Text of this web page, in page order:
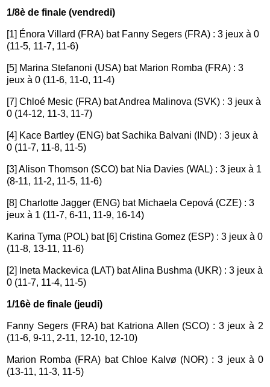
1/8è de finale (vendredi)
[1] Énora Villard (FRA) bat Fanny Segers (FRA) : 3 jeux à 0
(11-5, 11-7, 11-6)
[5] Marina Stefanoni (USA) bat Marion Romba (FRA) : 3
jeux à 0 (11-6, 11-0, 11-4)
[7] Chloé Mesic (FRA) bat Andrea Malinova (SVK) : 3 jeux à
0 (14-12, 11-3, 11-7)
[4] Kace Bartley (ENG) bat Sachika Balvani (IND) : 3 jeux à
0 (11-7, 11-8, 11-5)
[3] Alison Thomson (SCO) bat Nia Davies (WAL) : 3 jeux à 1
(8-11, 11-2, 11-5, 11-6)
[8] Charlotte Jagger (ENG) bat Michaela Cepová (CZE) : 3
jeux à 1 (11-7, 6-11, 11-9, 16-14)
Karina Tyma (POL) bat [6] Cristina Gomez (ESP) : 3 jeux à 0
(11-8, 13-11, 11-6)
[2] Ineta Mackevica (LAT) bat Alina Bushma (UKR) : 3 jeux à
0 (11-7, 11-4, 11-5)
1/16è de finale (jeudi)
Fanny Segers (FRA) bat Katriona Allen (SCO) : 3 jeux à 2
(11-6, 9-11, 2-11, 12-10, 12-10)
Marion Romba (FRA) bat Chloe Kalvø (NOR) : 3 jeux à 0
(13-11, 11-3, 11-5)